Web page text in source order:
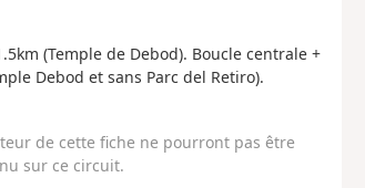
(Temple de Debod). Boucle centrale +
Debod et sans Parc del Retiro).
de cette fiche ne pourront pas être
sur ce circuit.